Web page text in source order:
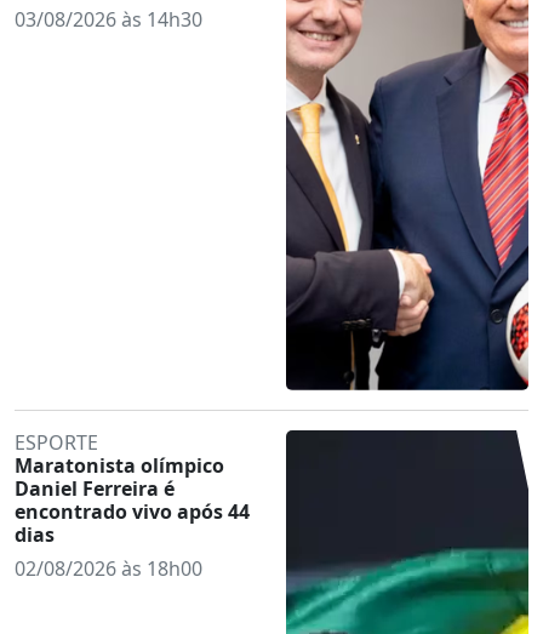
03/08/2026 às 14h30
ESPORTE
Maratonista olímpico
Daniel Ferreira é
encontrado vivo após 44
dias
02/08/2026 às 18h00